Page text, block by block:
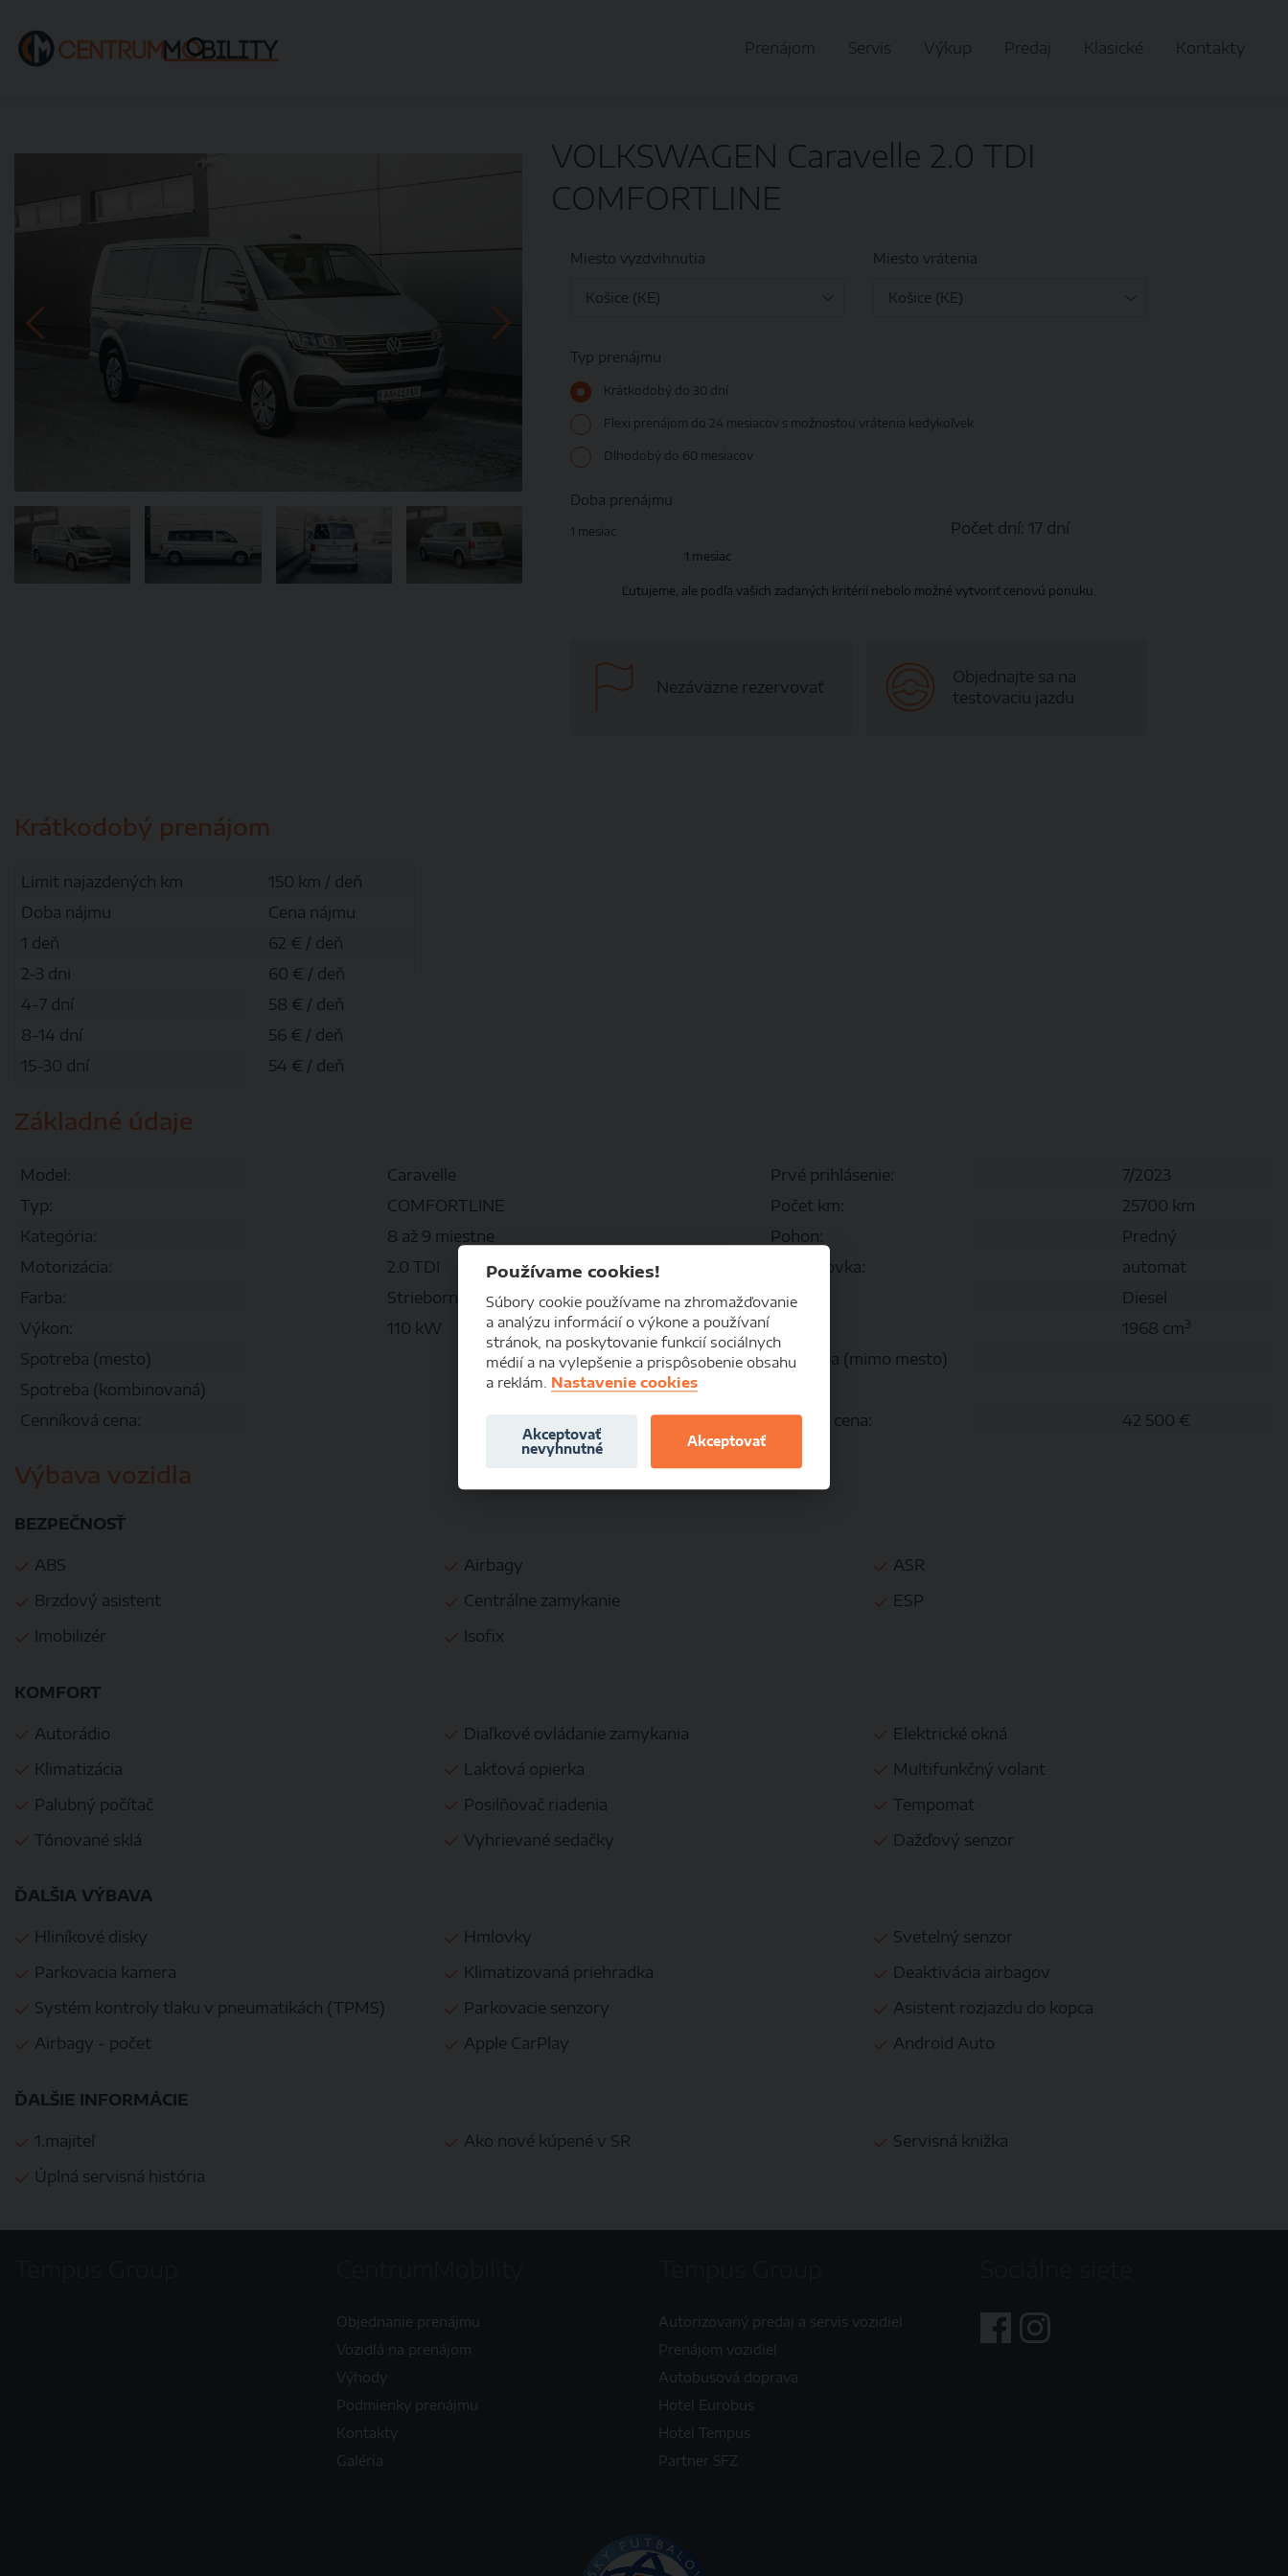
Prenájom Servis Výkup Predaj Klasické Kontakty
VOLKSWAGEN Caravelle 2.0 TDI
COMFORTLINE
Miesto vyzdvihnutia Miesto vrátenia
Typ prenájmu
Krátkodobý do 30 dní
Flexi prenájom do 24 mesiacov s možnosťou vrátenia kedykoľvek
Dlhodobý do 60 mesiacov
Doba prenájmu
1 mesiac
1 mesiac
Počet dní: 17 dní
Ľutujeme, ale podľa vašich zadaných kritérií nebolo možné vytvoriť cenovú ponuku.
Nezáväzne rezervovať
Objednajte sa na
testovaciu jazdu
Krátkodobý prenájom
Limit najazdených km
150 km / deň
Doba nájmu
Cena nájmu
1 deň
62 € / deň
2-3 dni
60 € / deň
4-7 dní
58 € / deň
8-14 dní
56 € / deň
15-30 dní
54 € / deň
Základné údaje
Model: Caravelle Prvé prihlásenie:
7/2023
Typ:
COMFORTLINE Počet km:
25700 km
Kategória:
8 až 9 miestne Pohon:
Predný
Motorizácia:
2.0 TDI Prevodovka:
automat
Farba:
Strieborná metalíza svetlá Palivo:
Diesel
Výkon:
110 kW 1968 cm3
Spotreba (mesto)
Spotreba (mimo mesto)
Spotreba (kombinovaná)
Cenníková cena:
Akciová cena: 42 500 €
Výbava vozidla
BEZPEČNOSŤ
ABS Airbagy
ASR
Brzdový asistent
Centrálne zamykanie
ESP
Imobilizér
Isofix
KOMFORT
Autorádio Diaľkové ovládanie zamykania
Elektrické okná
Klimatizácia
Lakťová opierka
Multifunkčný volant
Palubný počítač
Posilňovač riadenia
Tempomat
Tónované sklá
Vyhrievané sedačky Dažďový senzor
ĎALŠIA VÝBAVA
Hliníkové disky Hmlovky
Svetelný senzor
Parkovacia kamera
Klimatizovaná priehradka
Deaktivácia airbagov
Systém kontroly tlaku v pneumatikách (TPMS)
Parkovacie senzory
Asistent rozjazdu do kopca
Airbagy - počet
Apple CarPlay Android Auto
ĎALŠIE INFORMÁCIE
1.majiteľ Ako nové kúpené v SR
Servisná knižka
Úplná servisná história
Objednanie prenájmu
Vozidlá na prenájom
Výhody
Podmienky prenájmu
Kontakty
Galéria
Autorizovaný predaj a servis vozidiel
Prenájom vozidiel
Autobusová doprava
Hotel Eurobus
Hotel Tempus
Partner SFZ
Používame cookies!
Súbory cookie používame na zhromažďovanie
a analýzu informácií o výkone a používaní
stránok, na poskytovanie funkcií sociálnych
médií a na vylepšenie a prispôsobenie obsahu
a reklám. Nastavenie cookies
Akceptovať
nevyhnutné
Akceptovať